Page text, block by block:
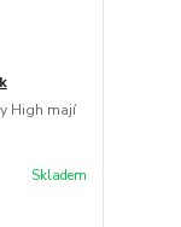
High mají
Skladem